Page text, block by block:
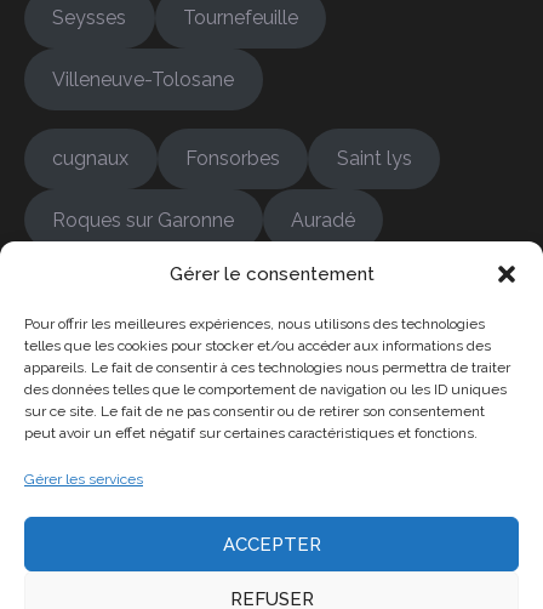
Gérer le consentement
Pour offrir les meilleures expériences, nous utilisons des technologies
telles que les cookies pour stocker et/ou accéder aux informations des
appareils. Le fait de consentir à ces technologies nous permettra de traiter
des données telles que le comportement de navigation ou les ID uniques
sur ce site. Le fait de ne pas consentir ou de retirer son consentement
peut avoir un effet négatif sur certaines caractéristiques et fonctions.
Gérer les services
ACCEPTER
REFUSER
Seysses Tournefeuille
Villeneuve-Tolosane
cugnaux Fonsorbes Saint lys
Roques sur Garonne Auradé
Bonrepos-sur-Aussonnelle Colomiers
Cambernard Empeaux Fontenilles
Frouzins L'Isle-Jourdain